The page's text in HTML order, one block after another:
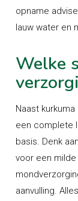
opname
lauw water en
Welke
Naast
een complete
basis. Denk
voor een
aanvulling.